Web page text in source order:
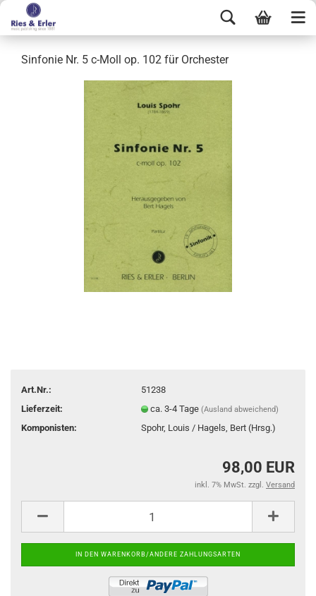
Sinfonie Nr. 5 c-Moll op. 102 für Orchester
Art.Nr.:
51238
Lieferzeit:
ca. 3-4 Tage(Ausland abweichend)
Komponisten: Spohr, Louis / Hagels, Bert (Hrsg.)
98,00 EUR
inkl. 7% MwSt. zzgl. Versand